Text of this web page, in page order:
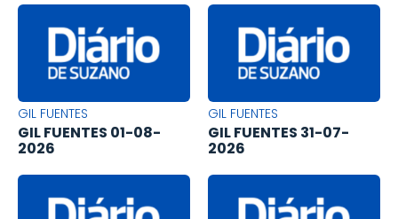
GIL FUENTES
GIL FUENTES 01-08-
2026
GIL FUENTES
GIL FUENTES 31-07-
2026